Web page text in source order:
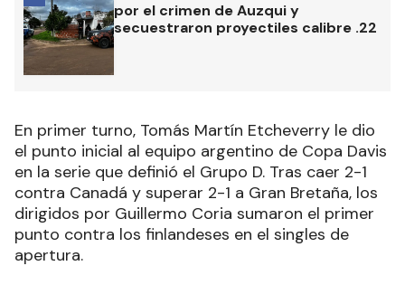
por el crimen de Auzqui y
secuestraron proyectiles calibre .22
En primer turno, Tomás Martín Etcheverry le dio
el punto inicial al equipo argentino de Copa Davis
en la serie que definió el Grupo D. Tras caer 2-1
contra Canadá y superar 2-1 a Gran Bretaña, los
dirigidos por Guillermo Coria sumaron el primer
punto contra los finlandeses en el singles de
apertura.